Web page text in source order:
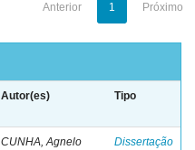
Anterior 1 Próximo
Autor(es) Tipo
CUNHA, Agnelo
Dissertação